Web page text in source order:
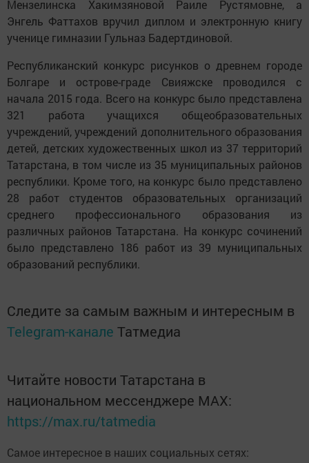
Мензелинска Хакимзяновой Раиле Рустямовне, а
Энгель Фаттахов вручил диплом и электронную книгу
ученице гимназии Гульназ Бадертдиновой.
Республиканский конкурс рисунков о древнем городе
Болгаре и острове-граде Свияжске проводился с
начала 2015 года. Всего на конкурс было представлена
321 работа учащихся общеобразовательных
учреждений, учреждений дополнительного образования
детей, детских художественных школ из 37 территорий
Татарстана, в том числе из 35 муниципальных районов
республики. Кроме того, на конкурс было представлено
28 работ студентов образовательных организаций
среднего профессионального образования из
различных районов Татарстана. На конкурс сочинений
было представлено 186 работ из 39 муниципальных
образований республики.
Следите за самым важным и интересным в
Telegram-канале Татмедиа
Читайте новости Татарстана в
национальном мессенджере MАХ:
https://max.ru/tatmedia
Самое интересное в наших социальных сетях: